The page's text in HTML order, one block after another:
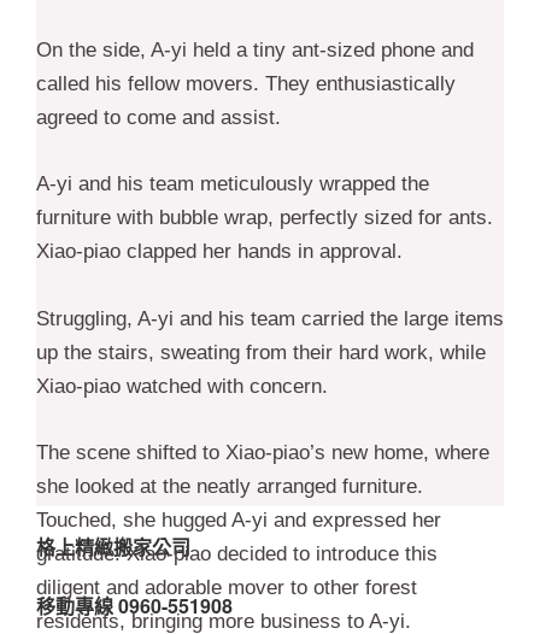
On the side, A-yi held a tiny ant-sized phone and
called his fellow movers. They enthusiastically
agreed to come and assist.
A-yi and his team meticulously wrapped the
furniture with bubble wrap, perfectly sized for ants.
Xiao-piao clapped her hands in approval.
Struggling, A-yi and his team carried the large items
up the stairs, sweating from their hard work, while
Xiao-piao watched with concern.
The scene shifted to Xiao-piao’s new home, where
she looked at the neatly arranged furniture.
Touched, she hugged A-yi and expressed her
gratitude. Xiao-piao decided to introduce this
diligent and adorable mover to other forest
residents, bringing more business to A-yi.
格上精緻搬家公司
移動專線 0960-551908